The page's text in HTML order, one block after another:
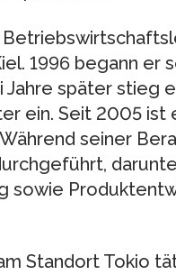
1996 begann er
später stieg
ein. Seit 2005 ist
seiner
sowie
Standort Tokio